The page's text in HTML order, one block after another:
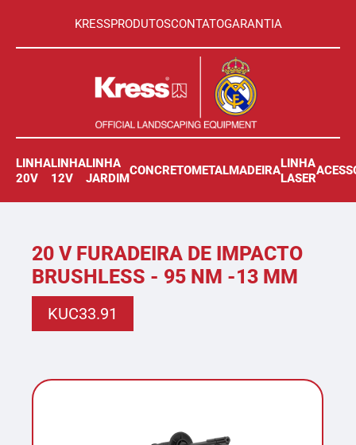
KRESSPRODUTOSCONTATOGARANTIA
LINHA
20V
LINHA
12V
LINHA
JARDIM
CONCRETOMETALMADEIRA
LINHA
LASER
20 V FURADEIRA DE IMPACTO
BRUSHLESS - 95 NM -13 MM
KUC33.91